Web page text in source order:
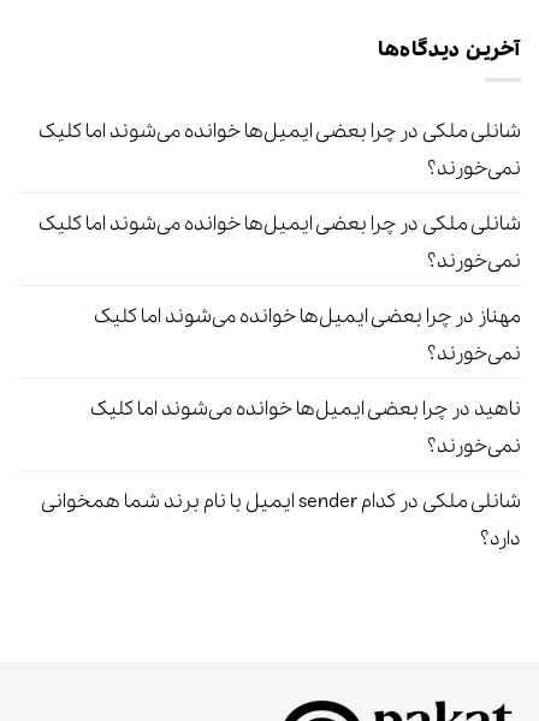
آخرین دیدگاه‌ها
شانلی ملکی در چرا بعضی ایمیل‌ها خوانده می‌شوند اما کلیک
نمی‌خورند؟
شانلی ملکی در چرا بعضی ایمیل‌ها خوانده می‌شوند اما کلیک
نمی‌خورند؟
مهناز در چرا بعضی ایمیل‌ها خوانده می‌شوند اما کلیک
نمی‌خورند؟
ناهید در چرا بعضی ایمیل‌ها خوانده می‌شوند اما کلیک
نمی‌خورند؟
شانلی ملکی در
کدام sender ایمیل با نام برند شما همخوانی
دارد؟